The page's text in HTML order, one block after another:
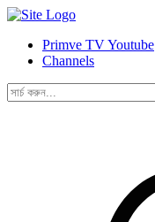
Primve TV Youtube
Channels